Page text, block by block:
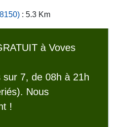
: 5.3 Km
à Voves
7, de 08h à 21h
Nous
!